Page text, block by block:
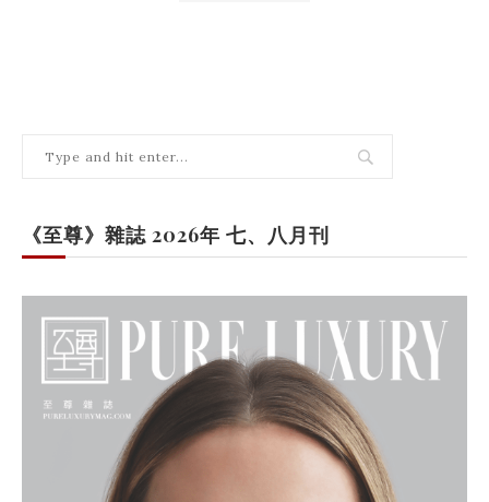
《至尊》雜誌 2026年 七、八月刊